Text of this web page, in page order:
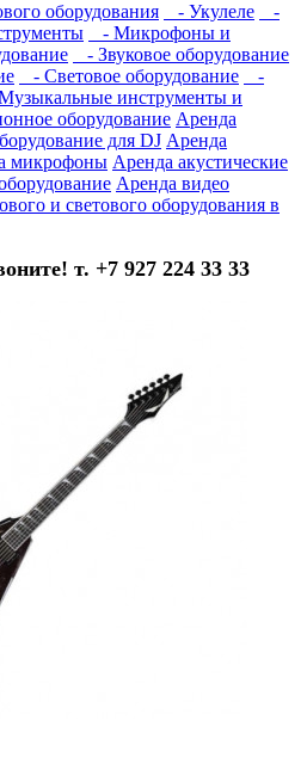
оборудования
- Укулеле
-
- Микрофоны и
- Звуковое оборудование
- Световое оборудование
-
инструменты и
оборудование Аренда
для DJ Аренда
микрофоны Аренда акустические
Аренда видео
и светового оборудования в
т. +7 927 224 33 33